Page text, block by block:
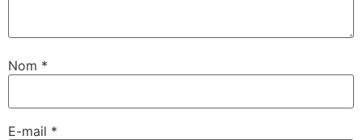
Nom *
E-mail *